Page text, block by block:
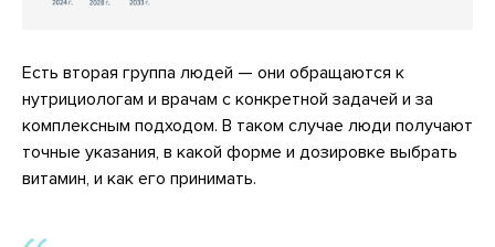
Есть вторая группа людей — они обращаются к
нутрициологам и врачам с конкретной задачей и за
комплексным подходом. В таком случае люди получают
точные указания, в какой форме и дозировке выбрать
витамин, и как его принимать.